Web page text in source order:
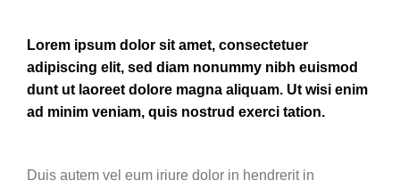
Lorem ipsum dolor sit amet, consectetuer
adipiscing elit, sed diam nonummy nibh euismod
dunt ut laoreet dolore magna aliquam. Ut wisi enim
ad minim veniam, quis nostrud exerci tation.
Duis autem vel eum iriure dolor in hendrerit in